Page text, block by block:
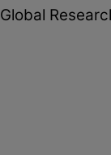
Global